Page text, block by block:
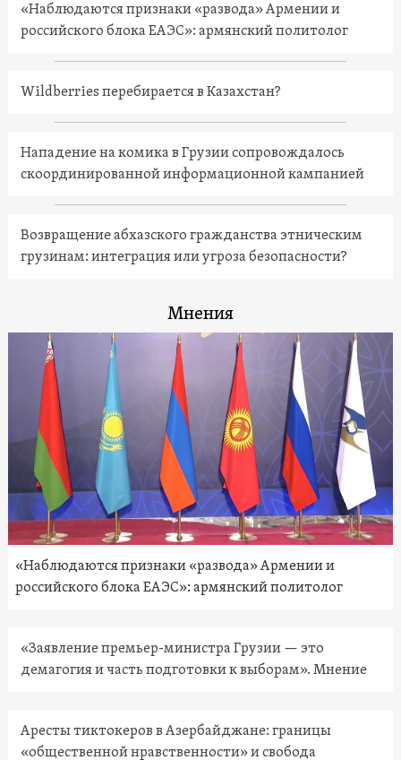
«Наблюдаются признаки «развода» Армении и
российского блока ЕАЭС»: армянский политолог
Wildberries перебирается в Казахстан?
Нападение на комика в Грузии сопровождалось
скоординированной информационной кампанией
Возвращение абхазского гражданства этническим
грузинам: интеграция или угроза безопасности?
Мнения
«Наблюдаются признаки «развода» Армении и
российского блока ЕАЭС»: армянский политолог
«Заявление премьер-министра Грузии — это
демагогия и часть подготовки к выборам». Мнение
Аресты тиктокеров в Азербайджане: границы
«общественной нравственности» и свобода